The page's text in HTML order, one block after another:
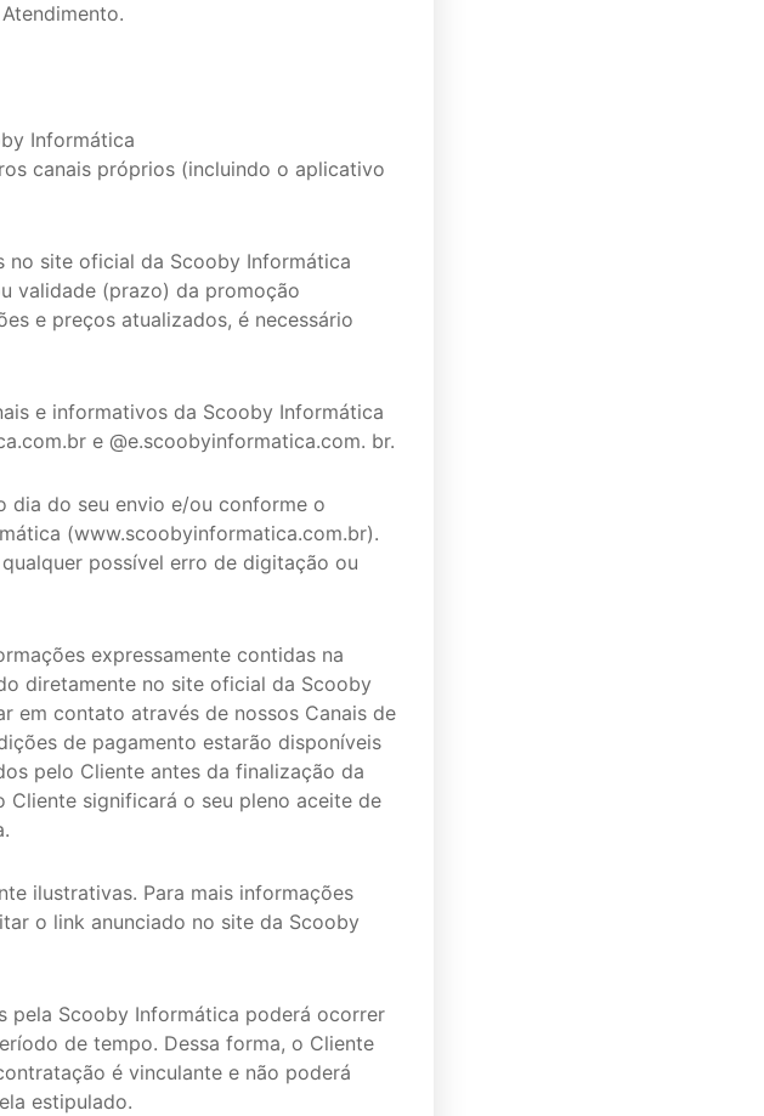
Informática
canais próprios (incluindo o aplicativo
no site oficial da Scooby Informática
validade (prazo) da promoção
e preços atualizados, é necessário
e informativos da Scooby Informática
e @e.scoobyinformatica.com. br.
dia do seu envio e/ou conforme o
(www.scoobyinformatica.com.br).
possível erro de digitação ou
expressamente contidas na
diretamente no site oficial da Scooby
em contato através de nossos Canais de
de pagamento estarão disponíveis
pelo Cliente antes da finalização da
significará o seu pleno aceite de
ilustrativas. Para mais informações
o link anunciado no site da Scooby
pela Scooby Informática poderá ocorrer
de tempo. Dessa forma, o Cliente
é vinculante e não poderá
estipulado.